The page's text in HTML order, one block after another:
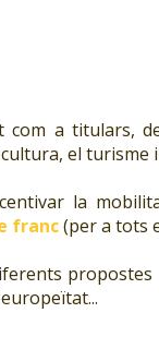
com a titulars,
el turisme
la
franc(per a tots
propostes